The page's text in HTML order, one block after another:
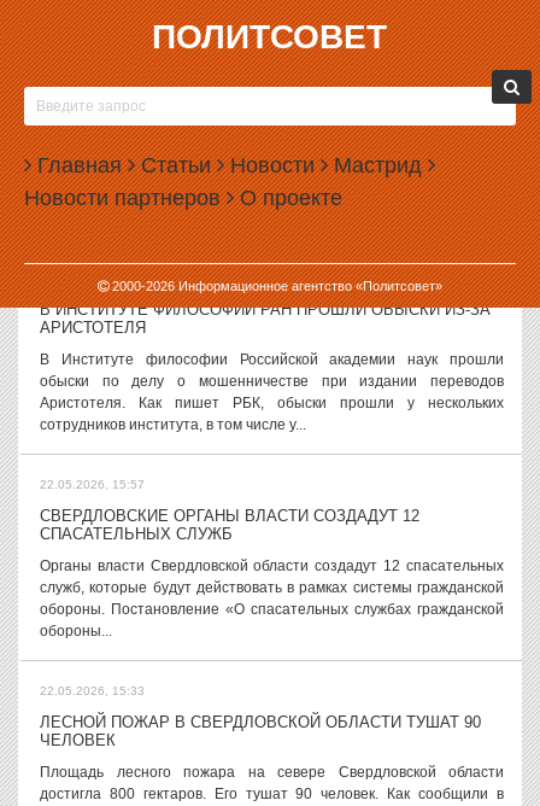
ПОЛИТСОВЕТ
Главная Статьи Новости Мастрид
Новости партнеров О проекте
2000-2026Информационное агентство «Политсовет»
22.05.2026, 17:51
ГЕНПРОКУРАТУРА ПОДАЛА ТРЕТИЙ ИСК О
НАЦИОНАЛИЗАЦИИ ИМУЩЕСТВА БОБРОВА И БИКОВА
Генеральная прокуратура подала очередной иск о
национализации имущества бизнесменов Алексея Боброва и
Артема Бикова, а также членов их семей. Как сообщили в пресс-
службе судов региона, на этот раз у...
22.05.2026, 16:49
В ИНСТИТУТЕ ФИЛОСОФИИ РАН ПРОШЛИ ОБЫСКИ ИЗ-ЗА
АРИСТОТЕЛЯ
В Институте философии Российской академии наук прошли
обыски по делу о мошенничестве при издании переводов
Аристотеля. Как пишет РБК, обыски прошли у нескольких
сотрудников института, в том числе у...
22.05.2026, 15:57
СВЕРДЛОВСКИЕ ОРГАНЫ ВЛАСТИ СОЗДАДУТ 12
СПАСАТЕЛЬНЫХ СЛУЖБ
Органы власти Свердловской области создадут 12 спасательных
служб, которые будут действовать в рамках системы гражданской
обороны. Постановление «О спасательных службах гражданской
обороны...
22.05.2026, 15:33
ЛЕСНОЙ ПОЖАР В СВЕРДЛОВСКОЙ ОБЛАСТИ ТУШАТ 90
ЧЕЛОВЕК
Площадь лесного пожара на севере Свердловской области
достигла 800 гектаров. Его тушат 90 человек. Как сообщили в